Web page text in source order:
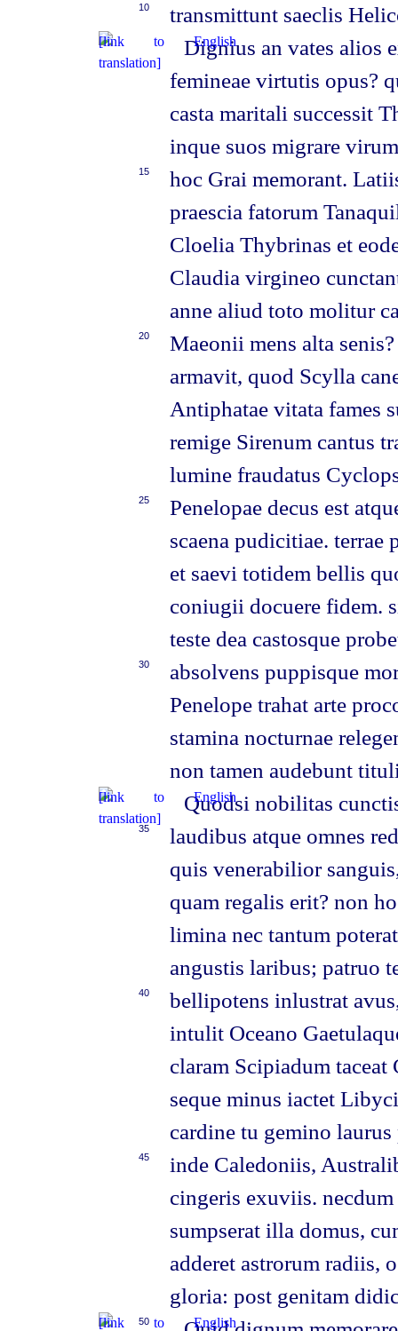
10
transmittunt saeclis
Dignius an vates alios
femineae virtutis opus?
casta maritali successit
inque suos migrare
15
hoc Grai memorant.
praescia fatorum
Cloelia Thybrinas et
Claudia virgineo
anne aliud toto molitur
20
Maeonii mens alta
armavit, quod Scylla
Antiphatae vitata fames
remige Sirenum cantus
lumine fraudatus
25
Penelopae decus est
scaena pudicitiae. terrae
et saevi totidem bellis
coniugii docuere fidem.
teste dea castosque
30
absolvens puppisque
Penelope trahat arte
stamina nocturnae
non tamen audebunt
Quodsi nobilitas
35
laudibus atque omnes
quis venerabilior
quam regalis erit? non
limina nec tantum
angustis laribus; patruo
40
bellipotens inlustrat
intulit Oceano
claram Scipiadum taceat
seque minus iactet
cardine tu gemino
45
inde Caledoniis,
cingeris exuviis.
sumpserat illa domus,
adderet astrorum radiis,
gloria: post genitam
50